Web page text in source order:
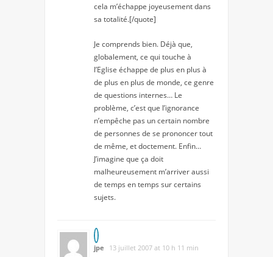
cela m’échappe joyeusement dans
sa totalité.[/quote]
Je comprends bien. Déjà que,
globalement, ce qui touche à
l’Eglise échappe de plus en plus à
de plus en plus de monde, ce genre
de questions internes… Le
problème, c’est que l’ignorance
n’empêche pas un certain nombre
de personnes de se prononcer tout
de même, et doctement. Enfin…
J’imagine que ça doit
malheureusement m’arriver aussi
de temps en temps sur certains
sujets.
jpe 13 juillet 2007 at 10 h 11 min